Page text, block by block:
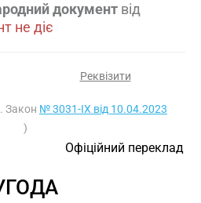
документ від
не діє
Реквізити
Закон № 3031-IX від 10.04.2023
)
Офіційний переклад